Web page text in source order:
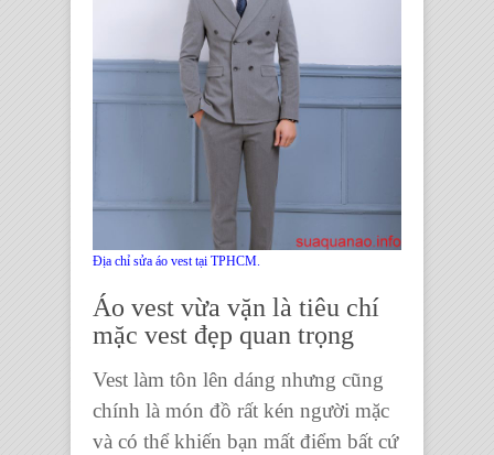
Địa chỉ sửa áo vest tại TPHCM.
Áo vest vừa vặn là tiêu chí
mặc vest đẹp quan trọng
Vest làm tôn lên dáng nhưng cũng
chính là món đồ rất kén người mặc
và có thể khiến bạn mất điểm bất cứ